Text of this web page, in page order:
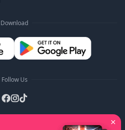
Download
Follow Us
I J K